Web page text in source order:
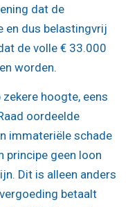
dat de
en dus belastingvrij
de volle € 33.000
worden.
hoogte, eens
oordeelde
immateriële schade
principe geen loon
Dit is alleen anders
betaalt